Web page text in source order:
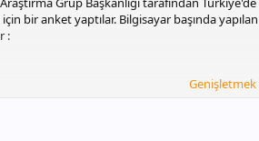
bir anket yaptılar. Bilgisayar başında
:
Genişletmek